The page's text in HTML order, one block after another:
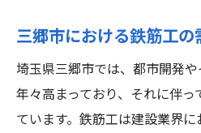
鉄筋工の未来に挑む未経
未経験からのスター
三郷市における鉄筋
多様な働き方が可能
三郷市における鉄筋工
埼玉県三郷市では、都市開発
年々高まっており、それに伴
ています。鉄筋工は建設業界